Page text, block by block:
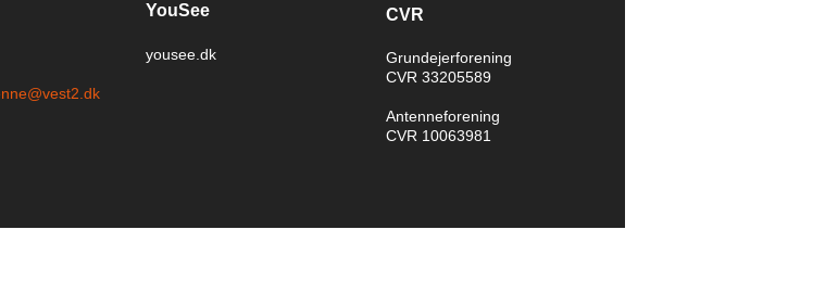
CVR
Grundejerforening
CVR 33205589
Antenneforening
CVR 10063981
YouSee
yousee.dk